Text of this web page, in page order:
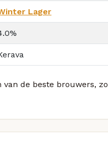
Lager
de beste brouwers,